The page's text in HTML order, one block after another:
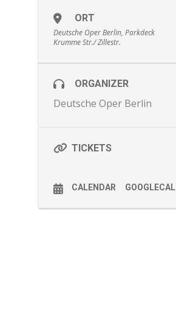
ORT
Deutsche Oper Berlin, Parkdeck
Krumme Str./ Zillestr.
ORGANIZER
Deutsche Oper Berlin
TICKETS
CALENDAR GOOGLECAL